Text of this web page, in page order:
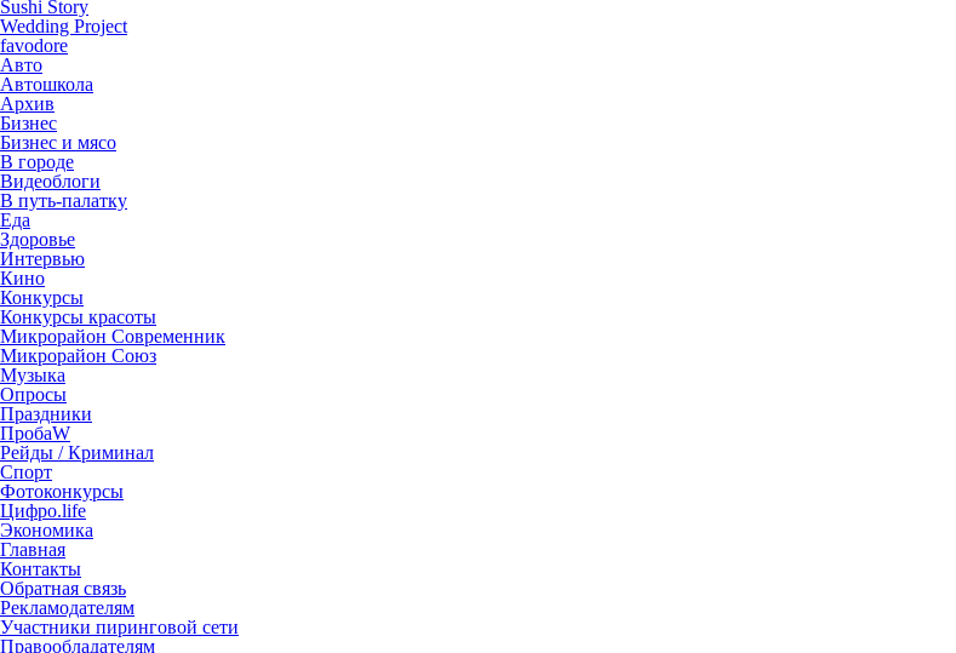
Sushi Story
Wedding Project
favodore
Авто
Автошкола
Архив
Бизнес
Бизнес и мясо
В городе
Видеоблоги
В путь-палатку
Еда
Здоровье
Интервью
Кино
Конкурсы
Конкурсы красоты
Микрорайон Современник
Микрорайон Союз
Музыка
Опросы
Праздники
ПробаW
Рейды / Криминал
Спорт
Фотоконкурсы
Цифро.life
Экономика
Главная
Контакты
Обратная связь
Рекламодателям
Участники пиринговой сети
Правообладателям